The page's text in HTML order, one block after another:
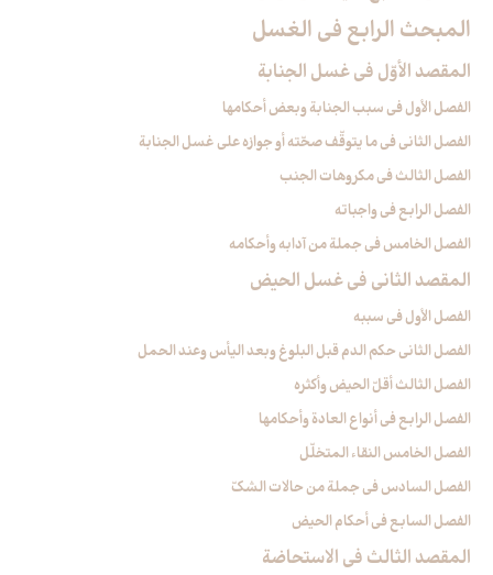
المبحث الرابع في الغسل‏
المقصد الأوّل في غسل الجنابة
الفصل الأول في سبب الجنابة وبعض أحكامها
الفصل الثاني في ما يتوقّف صحّته أو جوازه على غسل الجنابة
الفصل الثالث في مكروهات الجنب‏
الفصل الرابع في واجباته
الفصل الخامس في جملة من آدابه وأحكامه‏
المقصد الثاني في غسل الحيض‏
الفصل الأول في سببه
الفصل الثاني حكم الدم قبل البلوغ وبعد اليأس وعند الحمل‏
الفصل الثالث أقلّ الحيض وأكثره‏
الفصل الرابع في أنواع العادة وأحكامها
الفصل الخامس النقاء المتخلّل‏
الفصل السادس في جملة من حالات الشكّ‏
الفصل السابع في أحكام الحيض
المقصد الثالث في الاستحاضة